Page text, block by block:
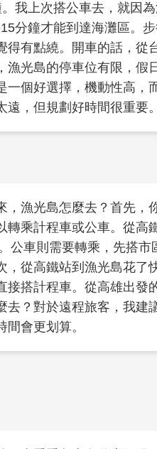
我上次搭公車去，就因
分鐘才能到達海灘區。
得有點繞。開車的話，從
漁光島的停車位有限，假
一個好選擇，機動性高，
，但規劃好時間很重要。
，漁光島怎麼去？首先，
轉乘計程車或公車。從高
公車則需要轉乘，先搭
，從高鐵站到漁光島花了
接搭計程車。從高雄出發
？對於遠程旅客，我建
會更划算。